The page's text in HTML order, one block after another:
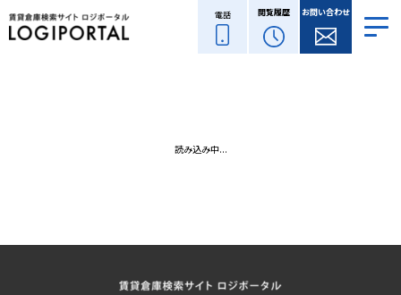
電話 閲覧履歴 お問い合わせ
読み込み中...